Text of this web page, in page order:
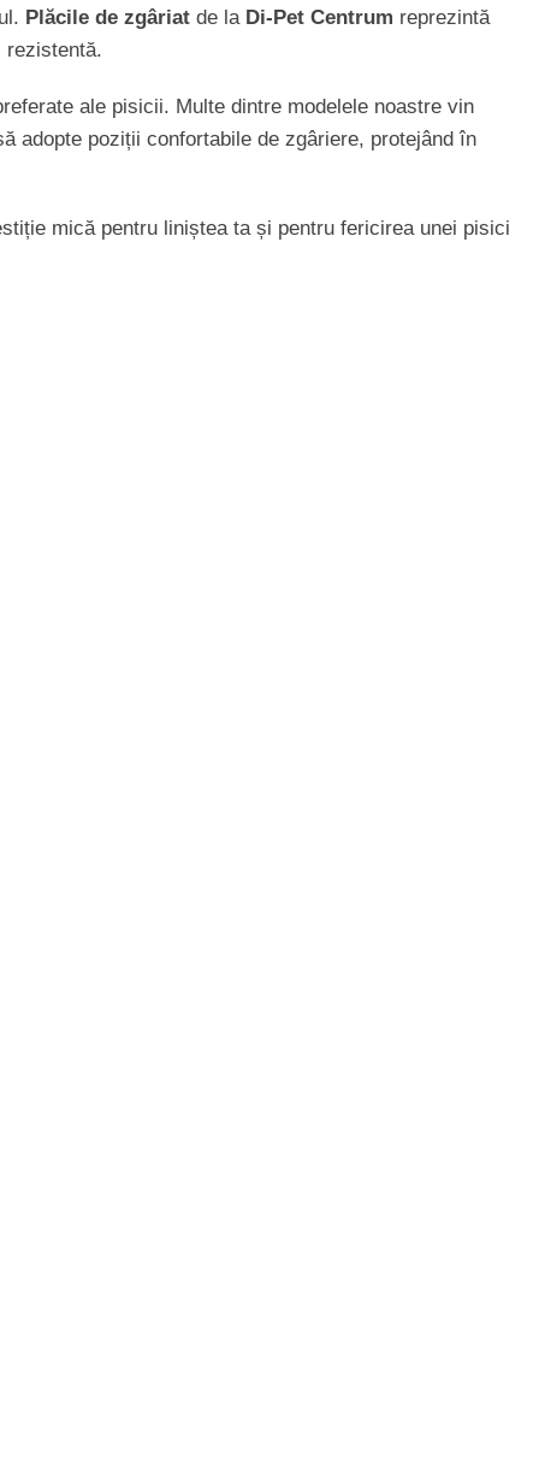
Plăcile de zgâriat de la Di-Pet Centrum reprezintă
rezistentă.
ale pisicii. Multe dintre modelele noastre vin
adopte poziții confortabile de zgâriere, protejând în
mică pentru liniștea ta și pentru fericirea unei pisici